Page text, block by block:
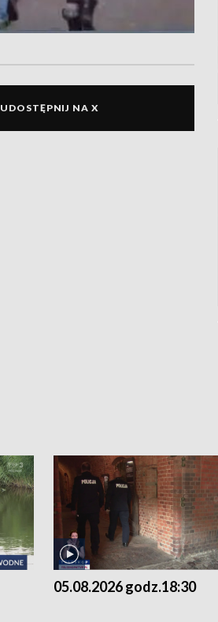
UDOSTĘPNIJ NA X
05.08.2026 godz.18:30